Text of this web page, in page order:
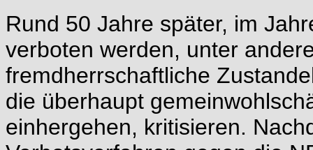
Rund 50 Jahre später, im
verboten werden, unter
fremdherrschaftliche
die überhaupt
einhergehen, kritisieren.